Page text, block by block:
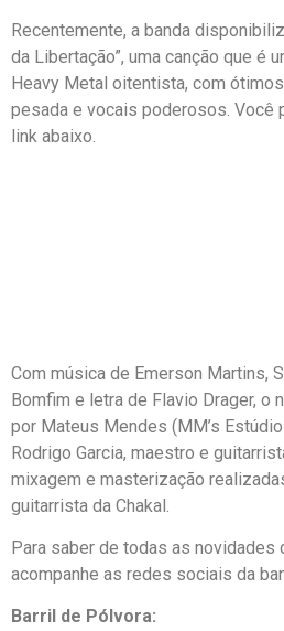
Recentemente, a banda
da Libertação”, uma canção que é
Heavy Metal oitentista, com
pesada e vocais poderosos. Você
link abaixo.
Com música de Emerson Martins,
Bomfim e letra de Flavio Drager, o
por Mateus Mendes (MM’s
Rodrigo Garcia, maestro e
mixagem e masterização
guitarrista da Chakal.
Para saber de todas as novidades
acompanhe as redes sociais da
Barril de Pólvora: